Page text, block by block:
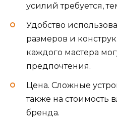
усилий требуется,
Удобство
размеров и
каждого мастера
предпочтения.
Цена. Сложные
также на стоимость
бренда.